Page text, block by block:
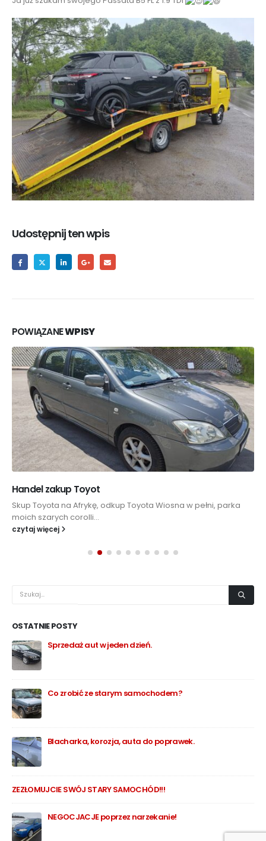
Udostępnij ten wpis
POWIĄZANEWPISY
Handel zakup Toyot
Skup Toyota na Afrykę, odkup Toyota Wiosna w pełni, parka
moich szarych corolli...
czytaj więcej
OSTATNIE POSTY
Sprzedaż aut w jeden dzień.
Co zrobić ze starym samochodem?
Blacharka, korozja, auta do poprawek.
ZEZŁOMUJCIE SWÓJ STARY SAMOCHÓD!!!
NEGOCJACJE poprzez narzekanie!